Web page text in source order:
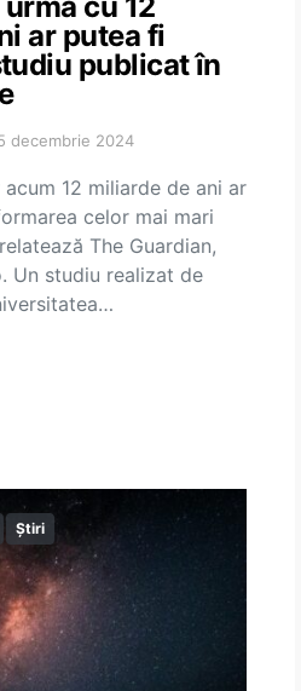
ar putea fi
publicat în
decembrie 2024
12 miliarde de ani ar
celor mai mari
The Guardian,
Un studiu realizat de
Știri